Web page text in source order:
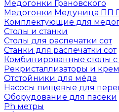
Медогонки Грановского
Медогонки Медуница ПП
Комплектующие для
Столы и станки
Столы для распечатки сот
Станки для распечатки сот
Комбинированные столы
Рекристаллизаторы и
Отстойники для мёда
Насосы пищевые для
Оборудование для пасеки
Ph метры